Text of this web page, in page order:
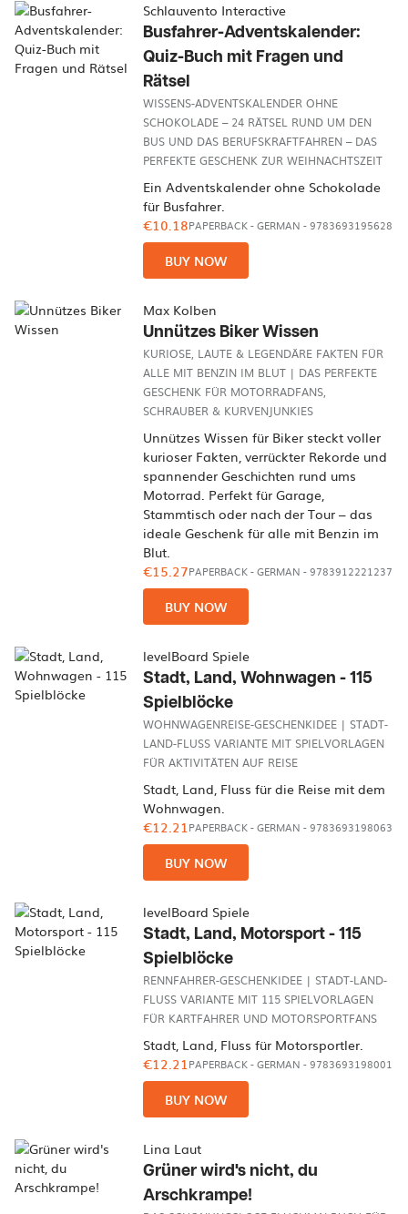
Schlauvento Interactive
Busfahrer-Adventskalender:
Quiz-Buch mit Fragen und
Rätsel
WISSENS-ADVENTSKALENDER OHNE
SCHOKOLADE – 24 RÄTSEL RUND UM DEN
BUS UND DAS BERUFSKRAFTFAHREN – DAS
PERFEKTE GESCHENK ZUR WEIHNACHTSZEIT
Ein Adventskalender ohne Schokolade
für Busfahrer.
€10.18PAPERBACK-GERMAN - 9783693195628
BUY NOW
Max Kolben
Unnützes Biker Wissen
KURIOSE, LAUTE & LEGENDÄRE FAKTEN FÜR
ALLE MIT BENZIN IM BLUT | DAS PERFEKTE
GESCHENK FÜR MOTORRADFANS,
SCHRAUBER & KURVENJUNKIES
Unnützes Wissen für Biker steckt voller
kurioser Fakten, verrückter Rekorde und
spannender Geschichten rund ums
Motorrad. Perfekt für Garage,
Stammtisch oder nach der Tour – das
ideale Geschenk für alle mit Benzin im
Blut.
€15.27PAPERBACK-GERMAN - 9783912221237
BUY NOW
levelBoard Spiele
Stadt, Land, Wohnwagen - 115
Spielblöcke
WOHNWAGENREISE-GESCHENKIDEE | STADT-
LAND-FLUSS VARIANTE MIT SPIELVORLAGEN
FÜR AKTIVITÄTEN AUF REISE
Stadt, Land, Fluss für die Reise mit dem
Wohnwagen.
€12.21PAPERBACK-GERMAN - 9783693198063
BUY NOW
levelBoard Spiele
Stadt, Land, Motorsport - 115
Spielblöcke
RENNFAHRER-GESCHENKIDEE | STADT-LAND-
FLUSS VARIANTE MIT 115 SPIELVORLAGEN
FÜR KARTFAHRER UND MOTORSPORTFANS
Stadt, Land, Fluss für Motorsportler.
€12.21PAPERBACK-GERMAN - 9783693198001
BUY NOW
Lina Laut
Grüner wird's nicht, du
Arschkrampe!